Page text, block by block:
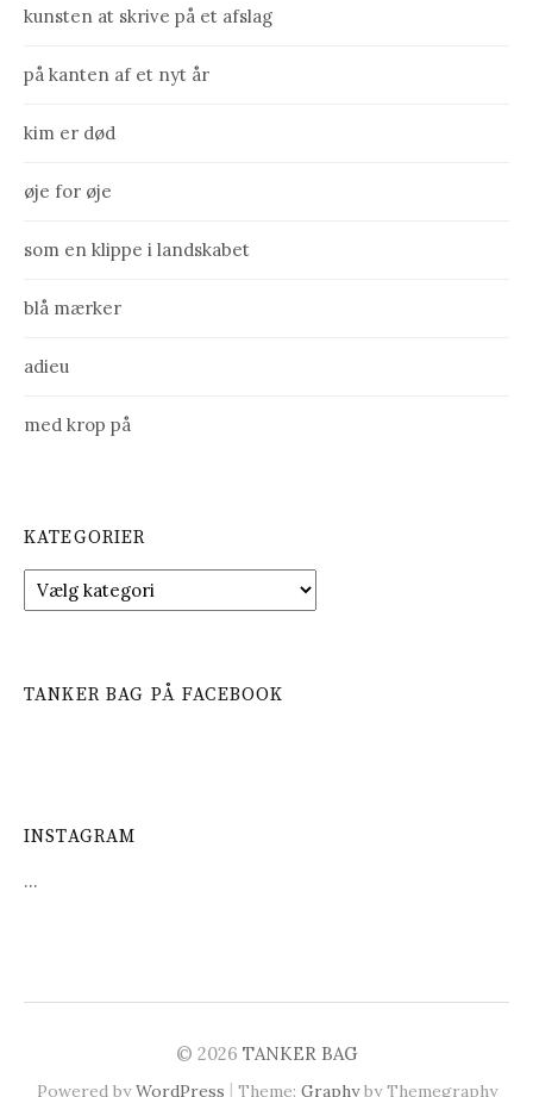
kunsten at skrive på et afslag
på kanten af et nyt år
kim er død
øje for øje
som en klippe i landskabet
blå mærker
adieu
med krop på
KATEGORIER
a
g
TANKER BAG PÅ FACEBOOK
INSTAGRAM
…
© 2026 TANKER BAG
Powered byWordPress | Theme: Graphyby Themegraphy